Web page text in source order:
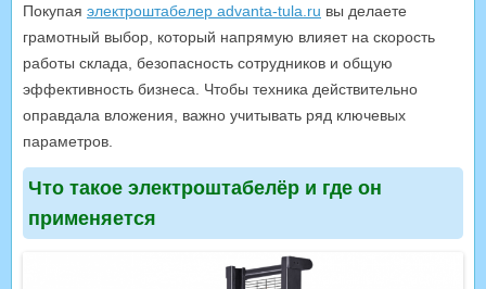
Покупая электроштабелер advanta-tula.ru вы делаете
грамотный выбор, который напрямую влияет на скорость
работы склада, безопасность сотрудников и общую
эффективность бизнеса. Чтобы техника действительно
оправдала вложения, важно учитывать ряд ключевых
параметров.
Что такое электроштабелёр и где он
применяется